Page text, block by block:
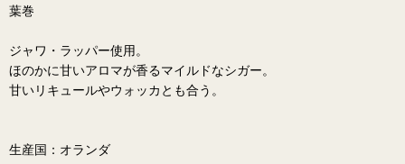
葉巻
ジャワ・ラッパー使用。
ほのかに甘いアロマが香るマイルドなシガー。
甘いリキュールやウォッカとも合う。
生産国：オランダ